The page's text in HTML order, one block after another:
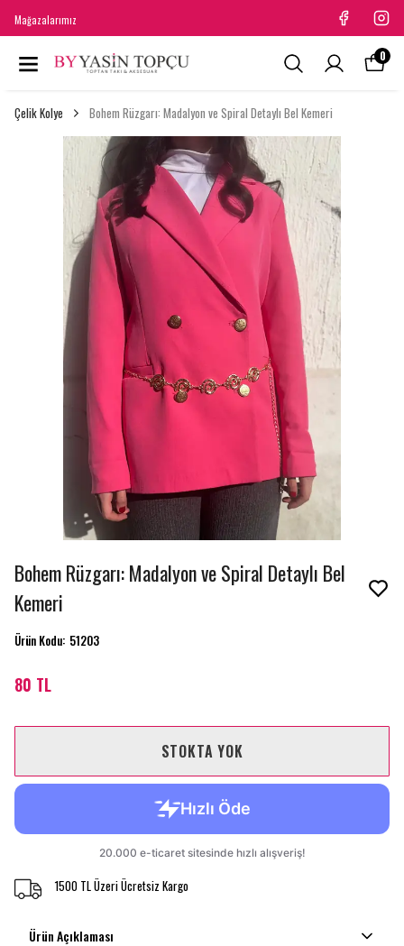
Mağazalarımız
0
Çelik Kolye Bohem Rüzgarı: Madalyon ve Spiral Detaylı Bel Kemeri
Bohem Rüzgarı: Madalyon ve Spiral Detaylı Bel
Kemeri
Ürün Kodu: 51203
80 TL
STOKTA YOK
1500 TL Üzeri Ücretsiz Kargo
Ürün Açıklaması